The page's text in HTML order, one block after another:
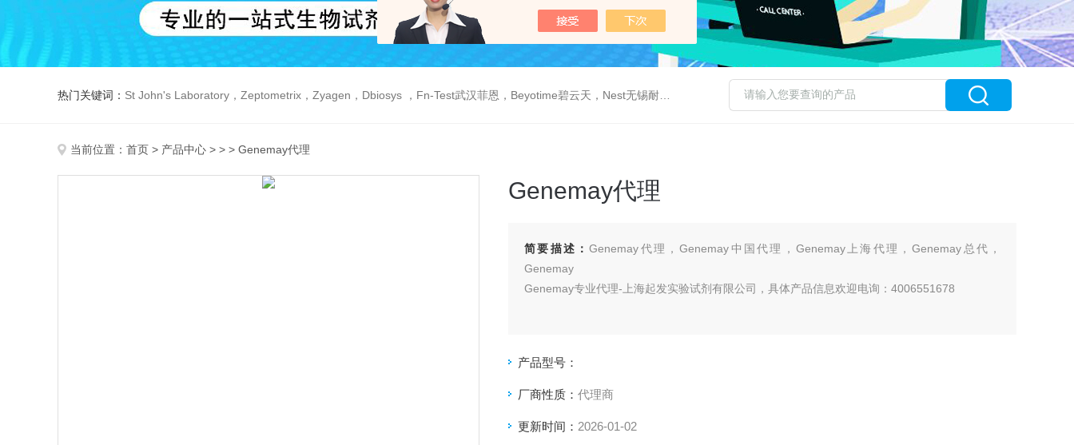
热门关键词： St John's Laboratory，Zeptometrix，Zyagen，Dbiosys ，Fn-Test武汉菲恩，Beyotime碧云天，Nest无锡耐思，Elabscience伊莱瑞特，Macklin麦克林生物，Cobioer科佰生物
当前位置： 首页 > 产品中心 > > > Genemay代理
Genemay代理
简要描述：Genemay代理，Genemay中国代理，Genemay上海代理，Genemay总代，
Genemay
Genemay专业代理-上海起发实验试剂有限公司，具体产品信息欢迎电询：4006551678
产品型号：
厂商性质： 代理商
更新时间： 2026-01-02